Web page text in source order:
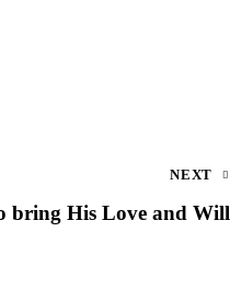
NEXT
bring His Love and Will